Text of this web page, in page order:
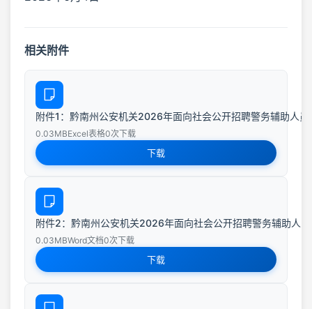
相关附件
附件1：黔南州公安机关2026年面向社会公开招聘警务辅助人
0.03MBExcel表格0次下载
下载
附件2：黔南州公安机关2026年面向社会公开招聘警务辅助人
0.03MBWord文档0次下载
下载